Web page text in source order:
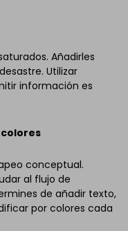
Añadirles
Utilizar
información es
conceptual.
al flujo de
de añadir texto,
por colores cada